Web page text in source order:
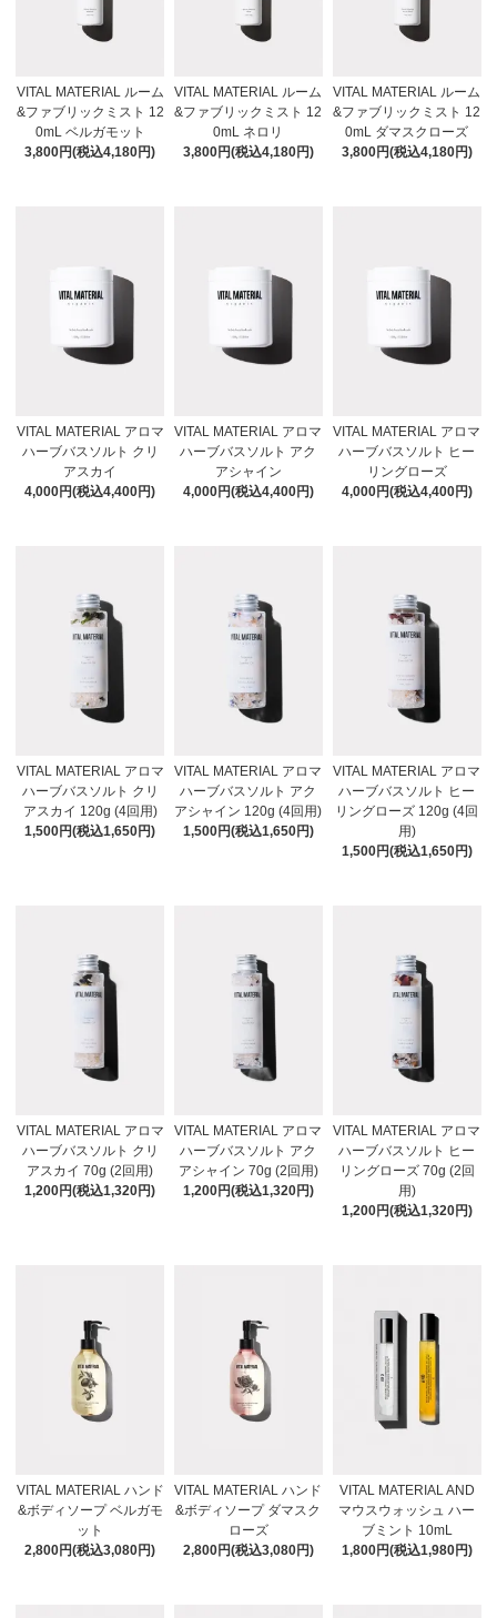
VITAL MATERIAL ルーム
&ファブリックミスト 12
0mL ベルガモット
3,800円(税込4,180円)
VITAL MATERIAL ルーム
&ファブリックミスト 12
0mL ネロリ
3,800円(税込4,180円)
VITAL MATERIAL ルーム
&ファブリックミスト 12
0mL ダマスクローズ
3,800円(税込4,180円)
VITAL MATERIAL アロマ
ハーブバスソルト クリ
アスカイ
4,000円(税込4,400円)
VITAL MATERIAL アロマ
ハーブバスソルト アク
アシャイン
4,000円(税込4,400円)
VITAL MATERIAL アロマ
ハーブバスソルト ヒー
リングローズ
4,000円(税込4,400円)
VITAL MATERIAL アロマ
ハーブバスソルト クリ
アスカイ 120g (4回用)
1,500円(税込1,650円)
VITAL MATERIAL アロマ
ハーブバスソルト アク
アシャイン 120g (4回用)
1,500円(税込1,650円)
VITAL MATERIAL アロマ
ハーブバスソルト ヒー
リングローズ 120g (4回
用)
1,500円(税込1,650円)
VITAL MATERIAL アロマ
ハーブバスソルト クリ
アスカイ 70g (2回用)
1,200円(税込1,320円)
VITAL MATERIAL アロマ
ハーブバスソルト アク
アシャイン 70g (2回用)
1,200円(税込1,320円)
VITAL MATERIAL アロマ
ハーブバスソルト ヒー
リングローズ 70g (2回
用)
1,200円(税込1,320円)
VITAL MATERIAL ハンド
&ボディソープ ベルガモ
ット
2,800円(税込3,080円)
VITAL MATERIAL ハンド
&ボディソープ ダマスク
ローズ
2,800円(税込3,080円)
VITAL MATERIAL AND
マウスウォッシュ ハー
ブミント 10mL
1,800円(税込1,980円)